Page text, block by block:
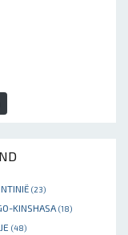
(23)
KINSHASA (18)
(48)